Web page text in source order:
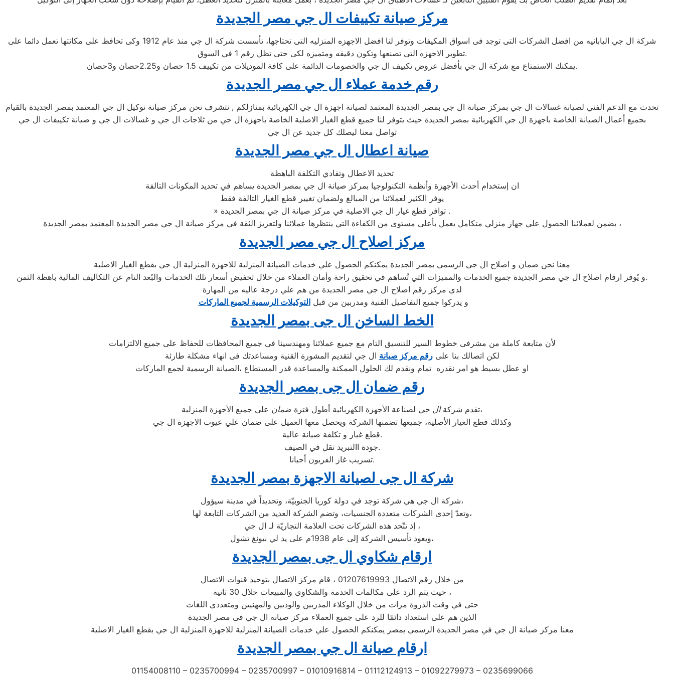
مركز صيانة تكييفات ال جي مصر الجديدة
شركة ال جي اليابانيه من افضل الشركات التى توجد فى اسواق المكيفات وتوفر لنا افضل الاجهزه المنزليه التى تحتاجها، تأسست شركة ال جي منذ عام 1912 وكى تحافظ على مكانتها تعمل دائما على
تطوير الاجهزه التى تصنعها وتكون دقيقه ومتميزه لكى حتى تظل رقم 1 في السوق.
يمكنك الاستمتاع مع شركة ال جي بأفضل عروض تكييف ال جي والخصومات الدائمة على كافة الموديلات من تكييف 1.5 حصان و2.25حصان و3حصان.
رقم خدمة عملاء ال جي مصر الجديدة
تحدث مع الدعم الفني لصيانة غسالات ال جي بمركز صيانة ال جي بمصر الجديدة المعتمد لصيانة اجهزة ال جي الكهربائية بمنازلكم , نتشرف نحن مركز صيانة توكيل ال جي المعتمد بمصر الجديدة بالقيام
بجميع أعمال الصيانة الخاصة باجهزة ال جي الكهربائية بمصر الجديدة حيث يتوفر لنا جميع قطع الغيار الاصلية الخاصة باجهزة ال جي من ثلاجات ال جي و غسالات ال جي و صيانة تكييفات ال جي
تواصل معنا ليصلك كل جديد عن ال جي
صيانة اعطال ال جي مصر الجديدة
تحديد الاعطال وتفادي التكلفة الباهظة
ان إستخدام أحدث الأجهزة وأنظمة التكنولوجيا بمركز صيانة ال جي بمصر الجديدة يساهم في تحديد المكونات التالفة
يوفر الكثير لعملائنا من المبالغ ولضمان تغيير قطع الغيار التالفة فقط
» توافر قطع غيار ال جي الاصلية في مركز صيانة ال جي بمصر الجديدة .
يضمن لعملائنا الحصول علي جهاز منزلي متكامل يعمل بأعلى مستوى من الكفاءة التي ينتظرها عملائنا ولتعزيز الثقة في مركز صيانة ال جي مصر الجديدة المعتمد بمصر الجديدة ،
مركز اصلاح ال جي مصر الجديدة
معنا نحن ضمان و اصلاح ال جي الرسمي بمصر الجديدة يمكنكم الحصول علي خدمات الصيانة المنزلية للاجهزة المنزلية ال جي بقطع الغيار الاصلية
و يُوفر ارقام اصلاح ال جي مصر الجديدة جميع الخدمات والمميزات التي تُساهم في تحقيق راحة وأمان العملاء من خلال تخفيض أسعار تلك الخدمات والبُعد التام عن التكاليف المالية باهظة الثمن.
لدي مركز رقم اصلاح ال جي مصر الجديدة من هم علي درجة عاليه من المهارة
و يدركوا جميع التفاصيل الفنية ومدربين من قبلالتوكيلات الرسمية لجميع الماركات
الخط الساخن ال جى بمصر الجديدة
لأن متابعة كاملة من مشرفى خطوط السير للتنسيق التام مع جميع عملائنا ومهندسينا فى جميع المحافظات للحفاظ على جميع الالتزامات
لكن اتصالك بنا علىرقم مركز صيانة ال جي لتقديم المشورة القنية ومساعدتك فى انهاء مشكلة طارئة
او عطل بسيط هو امر نقدره تمام ونقدم لك الحلول الممكنة والمساعدة قدر المستطاع ،الصيانة الرسمية لجمع الماركات
رقم ضمان ال جى بمصر الجديدة
تقدم شركةال جي لصناعة الأجهزة الكهربائية أطول فترة ضمان
على جميع الأجهزة المنزلية،
وكذلك قطع الغيار الأصلية، جميعها تضمنها الشركة ويحصل معها العميل على ضمان علي عيوب الاجهزة ال جي
قطع غيار و تكلفة صيانة عالية.
جودة االتبريد تقل في الصيف.
تسريب غاز الفريون أحيانا.
شركة ال جى لصيانة الاجهزة بمصر الجديدة
شركة ال جي هي شركة توجد في دولة كوريا الجنوبيّة، وتحديداً في مدينة سيؤول،
وتعدّ إحدى الشركات متعددة الجنسيات، وتضم الشركة العديد من الشركات التابعة لها،
إذ تتّحد هذه الشركات تحت العلامة التجاريّة لـ ال جي ،
ويعود تأسيس الشركة إلى عام 1938م على يد لي بيونغ تشول،
ارقام شكاوي ال جى بمصر الجديدة
من خلال رقم الاتصال 01207619993 ، قام مركز الاتصال بتوحيد قنوات الاتصال
حيث يتم الرد على مكالمات الخدمة والشكاوى والمبيعات خلال 30 ثانية ،
حتى في وقت الذروة مرات من خلال الوكلاء المدربين والوديين والمهنيين ومتعددي اللغات
الذين هم على استعداد دائمًا للرد على جميع العملاء مركز صيانه ال جي فى مصر الجديدة
معنا مركز صيانة ال جي في مصر الجديدة الرسمي بمصر يمكنكم الحصول علي خدمات الصيانة المنزلية للاجهزة المنزلية ال جي بقطع الغيار الاصلية
ارقام صيانة ال جي بمصر الجديدة
01154008110 – 0235700994 – 0235700997 – 01010916814 – 01112124913 – 01092279973 – 0235699066